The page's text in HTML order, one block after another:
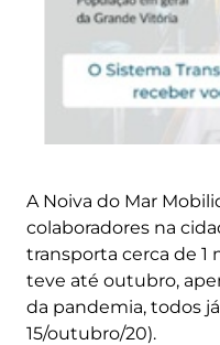
A Noiva do Mar
colaboradores na
transporta cerca de 1
teve até outubro,
da pandemia, todos
15/outubro/20).